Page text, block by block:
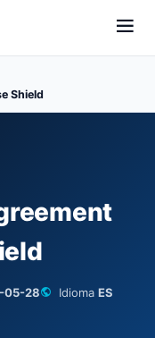
Shield
05-28 Idioma ES